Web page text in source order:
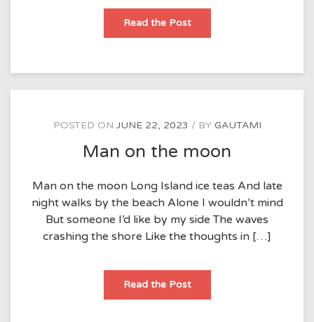
Read the PostIshq
POSTED ON JUNE 22, 2023 BY GAUTAMI
Man on the moon
Man on the moon Long Island ice teas And late
night walks by the beach Alone I wouldn’t mind
But someone I’d like by my side The waves
crashing the shore Like the thoughts in […]
Read the PostMan
the